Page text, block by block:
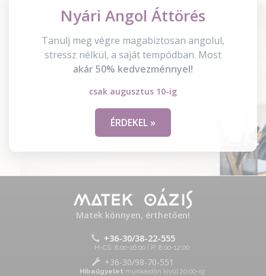
Nyári Angol Áttörés
Tanulj meg végre magabiztosan angolul,
stressz nélkül, a saját tempódban. Most
akár 50% kedvezménnyel!
csak augusztus 10-ig
ÉRDEKEL »
Matek könnyen, érthetően!
+36-30/38-22-555
H-CS: 8:00-16:00 | P: 8:00-12:00
+36-30/98-70-551
Hibaügyelet munkaidőn kívül 20:00-ig